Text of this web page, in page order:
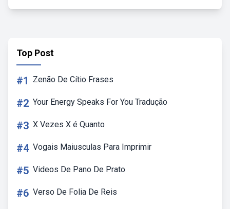
Top Post
#1 Zenão De Cítio Frases
#2 Your Energy Speaks For You Tradução
#3 X Vezes X é Quanto
#4 Vogais Maiusculas Para Imprimir
#5 Videos De Pano De Prato
#6 Verso De Folia De Reis